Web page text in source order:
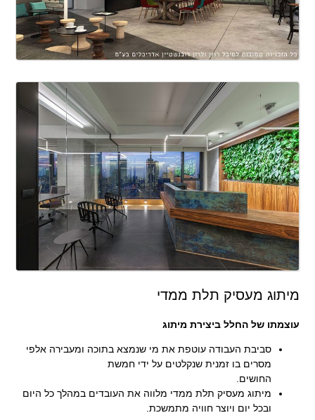
מיתוג מעסיק תלת ממדי
עוצמתו של החלל ביצירת מיתוג
סביבת העבודה עוטפת את מי שנמצא בתוכה ומעבירה אלפי
מסרים בו זמנית שנקלטים על ידי חמשת
החושים.
מיתוג מעסיק תלת ממדי מלווה את העובדים במהלך כל היום
ובכל יום ויוצר חוויה מתמשכת.